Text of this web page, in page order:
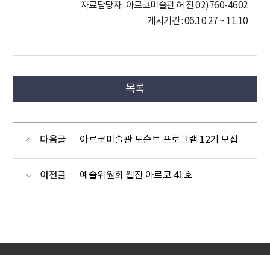
자료담당자 : 아르코미술관 허 진 02)760-4602
게시기간 : 06.10.27 ~ 11.10
목록
다음글 아르코미술관 도슨트 프로그램 12기 모집
이전글 예술위원회 웹진 아르코 41호